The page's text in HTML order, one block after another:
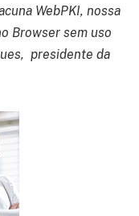
WebPKI, nossa
Browser sem uso
presidente da